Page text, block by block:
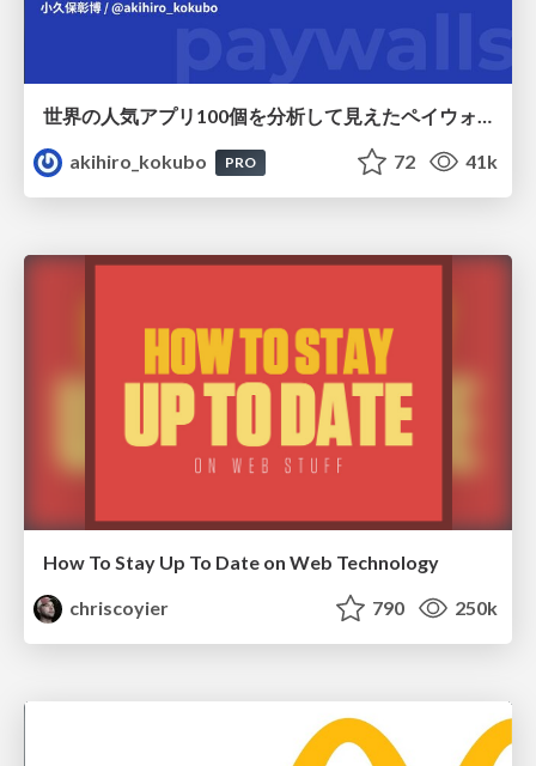
世界の人気アプリ100個を分析して見えたペイウォール設計の心得
akihiro_kokubo
PRO 72 41k
How To Stay Up To Date on Web Technology
chriscoyier
790 250k